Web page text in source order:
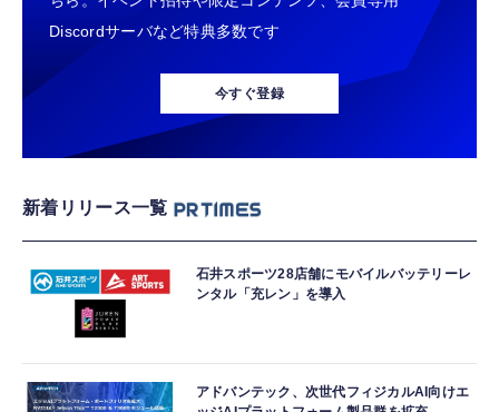
Discordサーバなど特典多数です
今すぐ登録
新着リリース一覧
石井スポーツ28店舗にモバイルバッテリーレ
ンタル「充レン」を導入
アドバンテック、次世代フィジカルAI向けエ